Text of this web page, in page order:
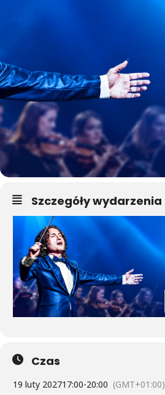
Szczegóły wydarzenia
Czas
19 luty 202717:00-20:00 (GMT+01:00)